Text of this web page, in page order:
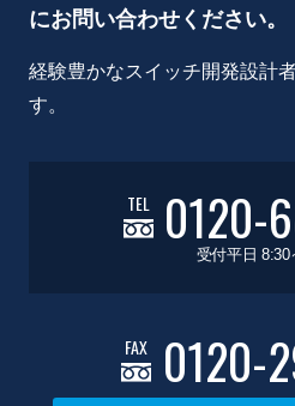
にお問い合わせください。
経験豊かなスイッチ開発設計
す。
TEL 0120-
受付平日 8:30
FAX 0120-